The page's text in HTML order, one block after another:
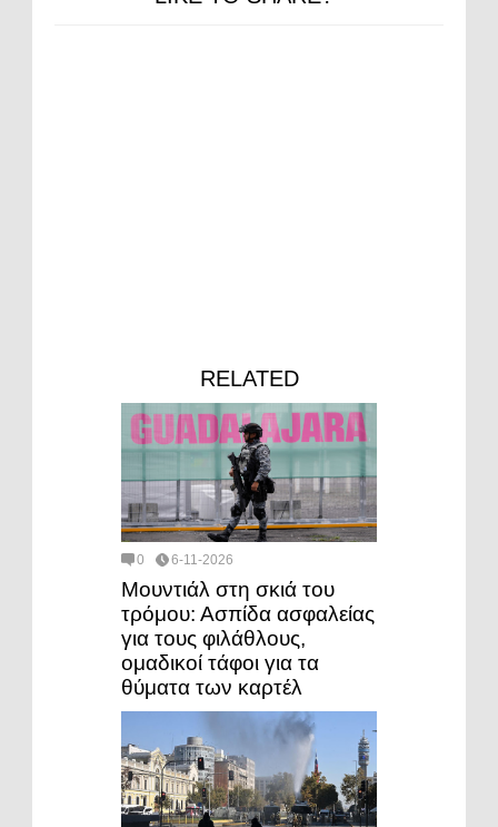
RELATED
0 6-11-2026
Μουντιάλ στη σκιά του
τρόμου: Ασπίδα ασφαλείας
για τους φιλάθλους,
ομαδικοί τάφοι για τα
θύματα των καρτέλ